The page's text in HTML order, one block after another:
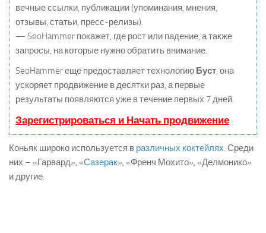
вечные ссылки, публикации (упоминания, мнения,
отзывы, статьи, пресс-релизы).
— SeoHammer покажет, где рост или падение, а также
запросы, на которые нужно обратить внимание.
SeoHammer еще предоставляет технологию Буст, она
ускоряет продвижение в десятки раз, а первые
результаты появляются уже в течение первых 7 дней.
Зарегистрироваться и Начать продвижение
Коньяк широко используется в различных коктейлях. Среди
них – «Гарвард», «Сазерак», «Френч Мохито», «Делмонико»
и другие.